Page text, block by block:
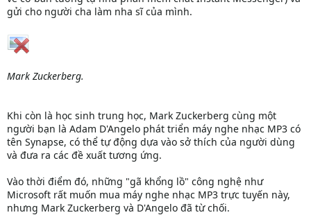
gửi cho người cha làm nha sĩ của mình.
Mark Zuckerberg.
Khi còn là học sinh trung học, Mark Zuckerberg cùng một
người bạn là Adam D'Angelo phát triển máy nghe nhạc MP3 có
tên Synapse, có thể tự động dựa vào sở thích của người dùng
và đưa ra các đề xuất tương ứng.
Vào thời điểm đó, những "gã khổng lồ" công nghệ như
Microsoft rất muốn mua máy nghe nhạc MP3 trực tuyến này,
nhưng Mark Zuckerberg và D'Angelo đã từ chối.